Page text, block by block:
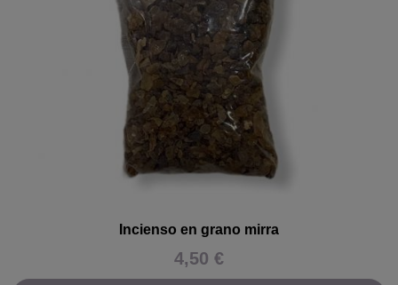
Incienso en grano mirra
4,50 €